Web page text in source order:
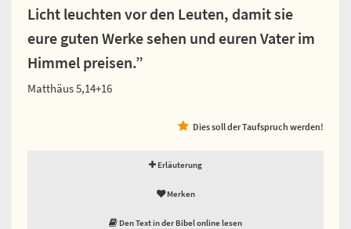
Licht leuchten vor den Leuten, damit sie
eure guten Werke sehen und euren Vater im
Himmel preisen.”
Matthäus 5,14+16
Dies soll der Taufspruch werden!
Erläuterung
Merken
Den Text in der Bibel online lesen